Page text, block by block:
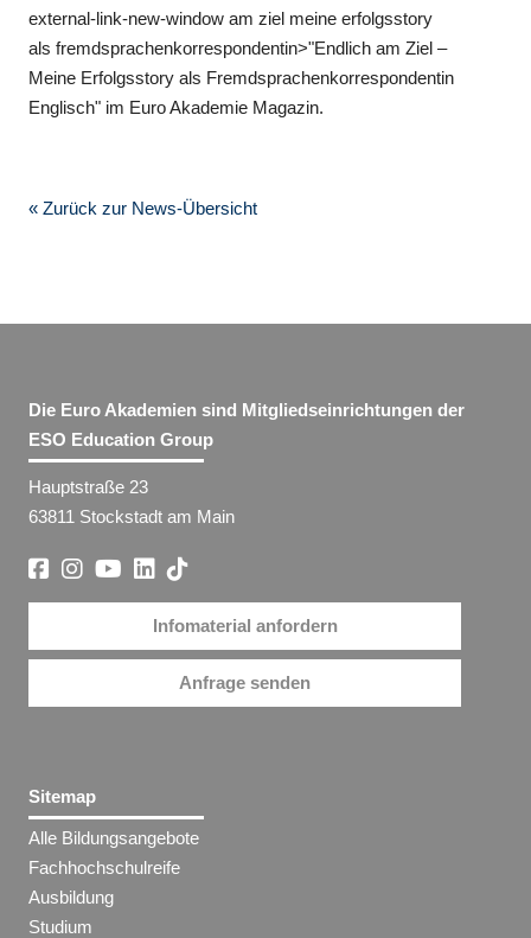
external-link-new-window am ziel meine erfolgsstory
als fremdsprachenkorrespondentin>"Endlich am Ziel –
Meine Erfolgsstory als Fremdsprachenkorrespondentin
Englisch" im Euro Akademie Magazin.
« Zurück zur News-Übersicht
Die Euro Akademien sind Mitgliedseinrichtungen der
ESO Education Group
Hauptstraße 23
63811 Stockstadt am Main
Infomaterial anfordern
Anfrage senden
Sitemap
Alle Bildungsangebote
Fachhochschulreife
Ausbildung
Studium